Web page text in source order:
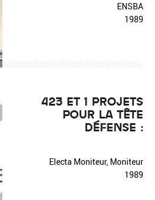
ENSBA
1989
423 ET 1 PROJETS
POUR LA TÊTE
DÉFENSE :
Electa Moniteur, Moniteur
1989